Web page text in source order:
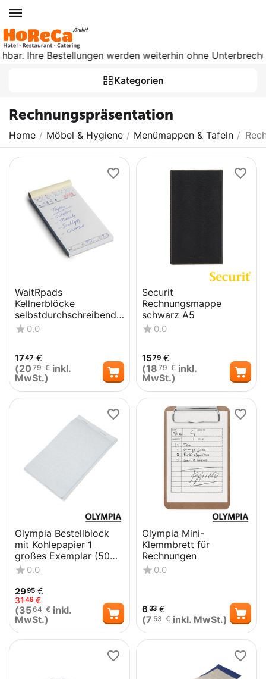
Ihre Bestellungen werden weiterhin ohne
Kategorien
Rechnungspräsentation
Home / Möbel & Hygiene / Menümappen & Tafeln /
WaitRpads
Kellnerblöcke
selbstdurchschreibend
9 x 17cm (10 Stück)
0.0
1747 €
(20 79 € inkl.
MwSt.)
Securit
Rechnungsmappe
schwarz A5
0.0
1579 €
(18 79 € inkl.
MwSt.)
Olympia Bestellblock
mit Kohlepapier 1
großes Exemplar (50
Stück)
0.0
2995 €
3149 €
(3564 € inkl.
MwSt.)
Olympia Mini-
Klemmbrett für
Rechnungen
0.0
6 33 €
(7 53 € inkl. MwSt.)